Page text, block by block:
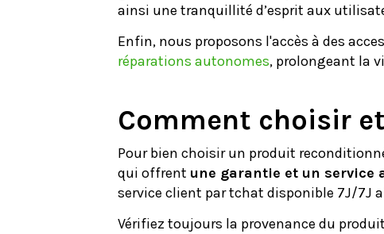
ainsi une tranquillité d’esprit aux
Enfin, nous proposons l'accès à des
réparations autonomes, prolongeant la
Comment choisir
Pour bien choisir un produit
qui offrent une garantie et un service
service client par tchat disponible 7J/7J
Vérifiez toujours la provenance du